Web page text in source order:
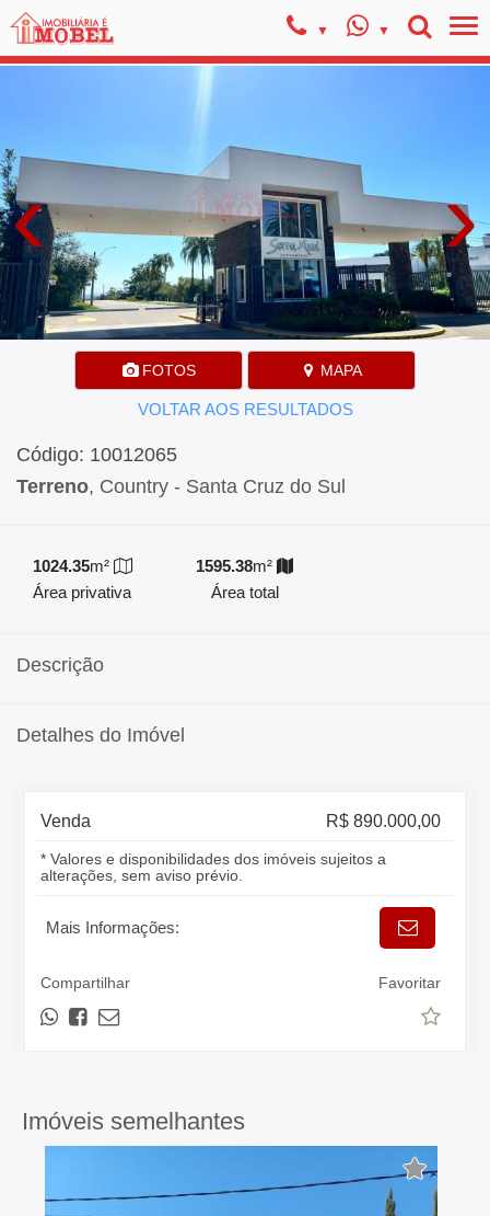
‹ ›
FOTOS MAPA
VOLTAR AOS RESULTADOS
Código: 10012065
Terreno, Country - Santa Cruz do Sul
1024.35m²
Área privativa
1595.38m²
Área total
Descrição
Detalhes do Imóvel
Venda R$ 890.000,00
* Valores e disponibilidades dos imóveis sujeitos a
alterações, sem aviso prévio.
Mais Informações:
Compartilhar Favoritar
Imóveis semelhantes